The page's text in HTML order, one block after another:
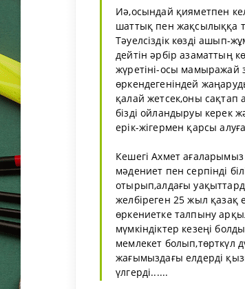
Иә,осындай қияметпен
шаттық пен жақсылыққа
Тәуелсіздік көзді ашып-
дейтін әрбір азаматтың
жүретіні-осы мамыражай
өркендегеніндей
қалай жетсек,оны сақтап
бізді ойландыруы керек
ерік-жігермен қарсы
Кешегі Ахмет
мәдениет пен серпінді
отырып,алдағы
желбіреген 25 жыл қазақ
өркениетке талпыну
мүмкіндіктер кезеңі
мемлекет болып,төрткүл
жағымыздағы елдерді
үлгерді......